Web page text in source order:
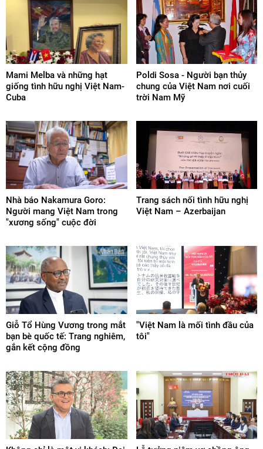
Mami Melba và những hạt
giống tình hữu nghị Việt Nam-
Cuba
Poldi Sosa - Người bạn thủy
chung của Việt Nam nơi cuối
trời Nam Mỹ
Nhà báo Nakamura Goro:
Người mang Việt Nam trong
"xương sống" cuộc đời
Trang sách nối tình hữu nghị
Việt Nam – Azerbaijan
Giỗ Tổ Hùng Vương trong mắt
bạn bè quốc tế: Trang nghiêm,
gắn kết cộng đồng
"Việt Nam là mối tình đầu của
tôi"